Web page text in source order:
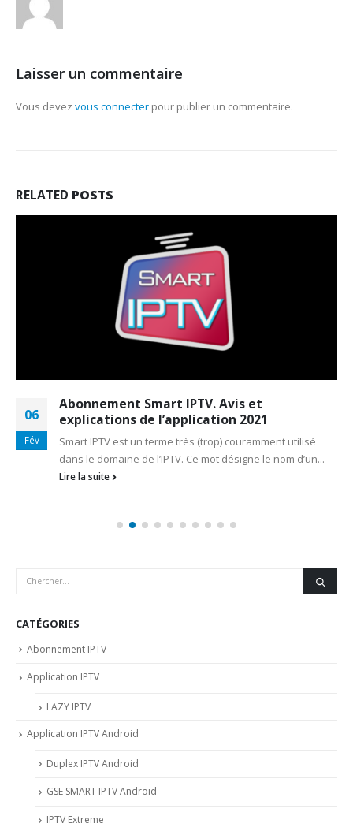
Laisser un commentaire
Vous devez vous connecter pour publier un commentaire.
RELATED POSTS
06
Fév
Abonnement Smart IPTV. Avis et
explications de l’application 2021
Smart IPTV est un terme très (trop) couramment utilisé
dans le domaine de l’IPTV. Ce mot désigne le nom d’un...
Lire la suite
CATÉGORIES
Abonnement IPTV
Application IPTV
LAZY IPTV
Application IPTV Android
Duplex IPTV Android
GSE SMART IPTV Android
IPTV Extreme